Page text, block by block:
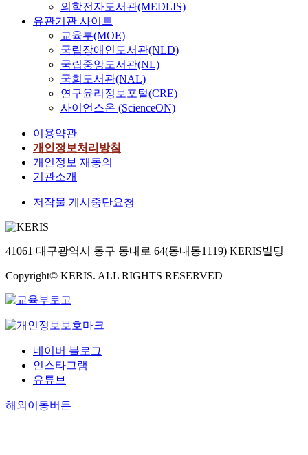
의학전자도서관(MEDLIS)
유관기관 사이트
교육부(MOE)
국립장애인도서관(NLD)
국립중앙도서관(NL)
국회도서관(NAL)
연구윤리정보포털(CRE)
사이언스온 (ScienceON)
이용약관
개인정보처리방침
개인정보 재동의
기관소개
저작물 게시중단요청
41061 대구광역시 동구 동내로 64(동내동1119) KERIS빌딩
Copyright© KERIS. ALL RIGHTS RESERVED
네이버 블로그
인스타그램
유튜브
해외이동버튼